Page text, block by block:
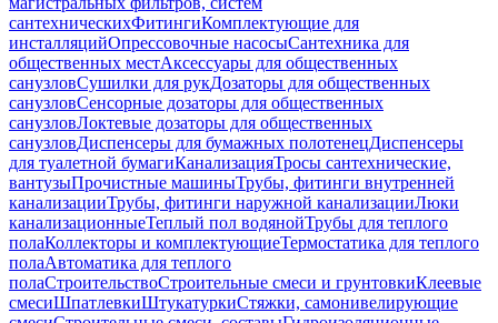
сантехническихФитингиКомплектующие для
инсталляцийОпрессовочные насосыСантехника для
общественных местАксессуары для общественных
санузловСушилки для рукДозаторы для общественных
санузловСенсорные дозаторы для общественных
санузловЛоктевые дозаторы для общественных
санузловДиспенсеры для бумажных полотенецДиспенсеры
для туалетной бумагиКанализацияТросы сантехнические,
вантузыПрочистные машиныТрубы, фитинги внутренней
канализацииТрубы, фитинги наружной канализацииЛюки
канализационныеТеплый пол водянойТрубы для теплого
полаКоллекторы и комплектующиеТермостатика для теплого
полаАвтоматика для теплого
полаСтроительствоСтроительные смеси и грунтовкиКлеевые
смесиШпатлевкиШтукатуркиСтяжки, самонивелирующие